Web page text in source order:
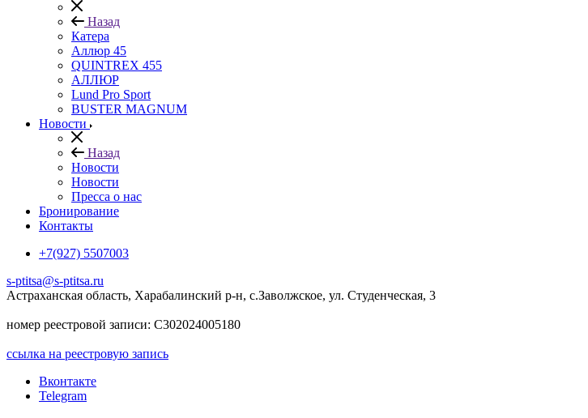
Назад
Катера
Аллюр 45
QUINTREX 455
АЛЛЮР
Lund Рro Sport
BUSTER MAGNUM
Новости
Назад
Новости
Новости
Пресса о нас
Бронирование
Контакты
+7(927) 5507003
s-ptitsa@s-ptitsa.ru
Астраханская область, Харабалинский р-н, с.Заволжское, ул. Студенческая, 3
номер реестровой записи: С302024005180
ссылка на реестровую запись
Вконтакте
Telegram